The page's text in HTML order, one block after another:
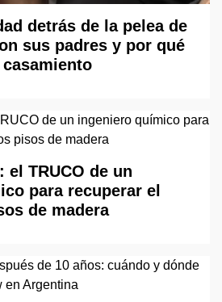
detrás de la pelea de
sus padres y por qué
el TRUCO de un
para recuperar el
de madera